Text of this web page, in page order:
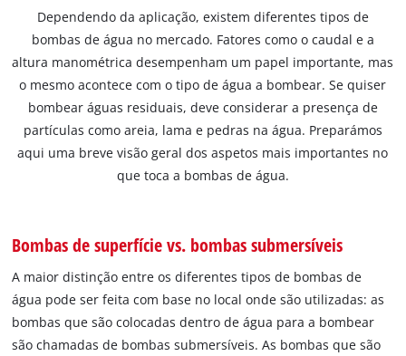
Dependendo da aplicação, existem diferentes tipos de
bombas de água no mercado. Fatores como o caudal e a
altura manométrica desempenham um papel importante, mas
o mesmo acontece com o tipo de água a bombear. Se quiser
bombear águas residuais, deve considerar a presença de
partículas como areia, lama e pedras na água. Preparámos
aqui uma breve visão geral dos aspetos mais importantes no
que toca a bombas de água.
Bombas de superfície vs. bombas submersíveis
A maior distinção entre os diferentes tipos de bombas de
água pode ser feita com base no local onde são utilizadas: as
bombas que são colocadas dentro de água para a bombear
são chamadas de bombas submersíveis. As bombas que são